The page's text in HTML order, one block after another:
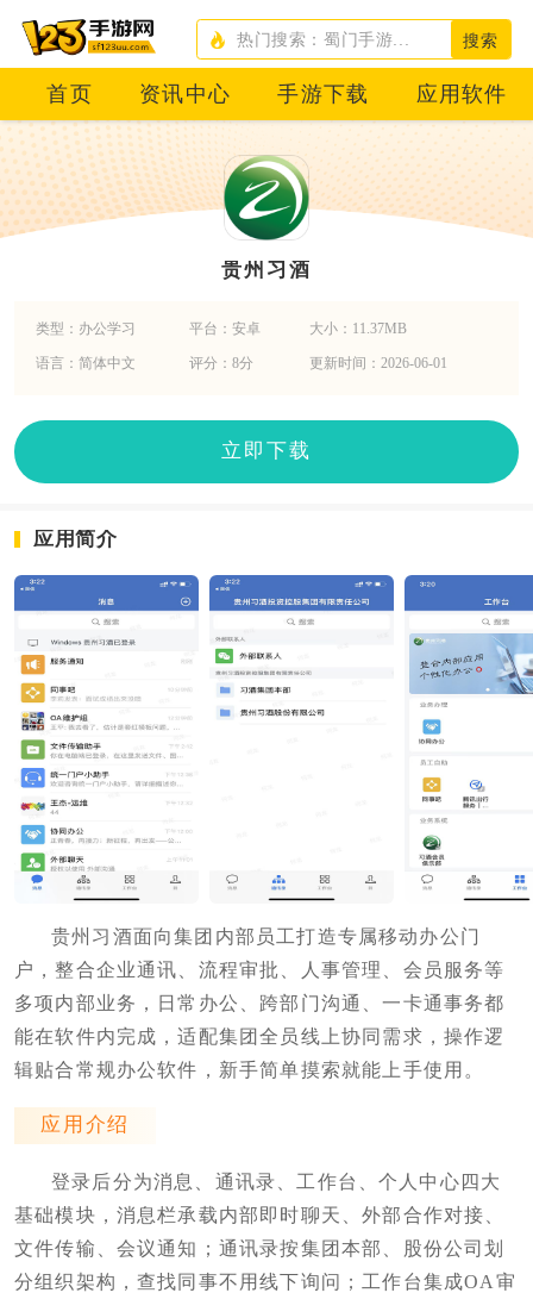
搜索
首页 资讯中心 手游下载 应用软件
贵州习酒
类型：办公学习 平台：安卓 大小：11.37MB
语言：简体中文 评分：8分 更新时间：2026-06-01
立即下载
应用简介
贵州习酒面向集团内部员工打造专属移动办公门
户，整合企业通讯、流程审批、人事管理、会员服务等
多项内部业务，日常办公、跨部门沟通、一卡通事务都
能在软件内完成，适配集团全员线上协同需求，操作逻
辑贴合常规办公软件，新手简单摸索就能上手使用。
应用介绍
登录后分为消息、通讯录、工作台、个人中心四大
基础模块，消息栏承载内部即时聊天、外部合作对接、
文件传输、会议通知；通讯录按集团本部、股份公司划
分组织架构，查找同事不用线下询问；工作台集成OA审